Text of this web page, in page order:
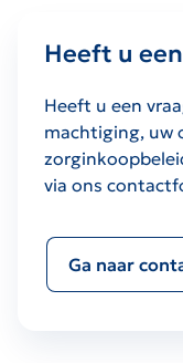
Heeft u
Heeft u een
machtiging, uw
via ons
Ga naar